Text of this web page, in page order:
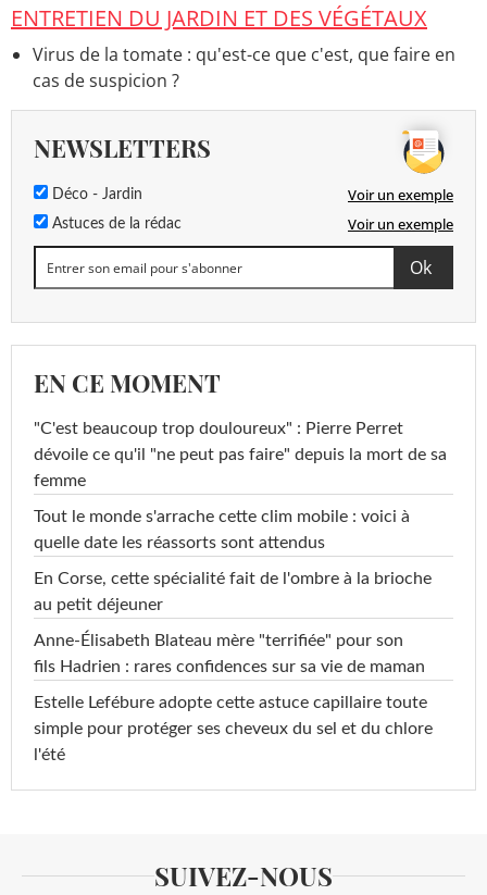
ENTRETIEN DU JARDIN ET DES VÉGÉTAUX
Virus de la tomate : qu'est-ce que c'est, que faire en
cas de suspicion ?
NEWSLETTERS
Déco - Jardin Voir un exemple
Astuces de la rédac Voir un exemple
EN CE MOMENT
"C'est beaucoup trop douloureux" : Pierre Perret
dévoile ce qu'il "ne peut pas faire" depuis la mort de sa
femme
Tout le monde s'arrache cette clim mobile : voici à
quelle date les réassorts sont attendus
En Corse, cette spécialité fait de l'ombre à la brioche
au petit déjeuner
Anne-Élisabeth Blateau mère "terrifiée" pour son
fils Hadrien : rares confidences sur sa vie de maman
Estelle Lefébure adopte cette astuce capillaire toute
simple pour protéger ses cheveux du sel et du chlore
l'été
SUIVEZ-NOUS